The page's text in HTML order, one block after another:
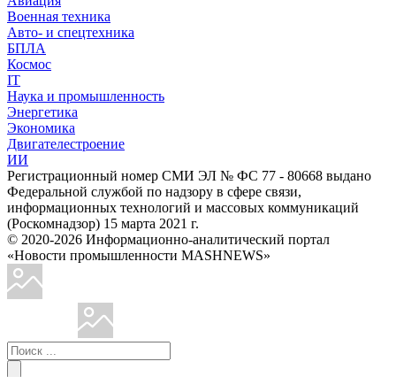
Военная техника
Авто- и спецтехника
БПЛА
Космос
IT
Наука и промышленность
Энергетика
Экономика
Двигателестроение
ИИ
Регистрационный номер СМИ ЭЛ № ФС 77 - 80668 выдано
Федеральной службой по надзору в сфере связи,
информационных технологий и массовых коммуникаций
(Роскомнадзор) 15 марта 2021 г.
© 2020-2026 Информационно-аналитический портал
«Новости промышленности MASHNEWS»